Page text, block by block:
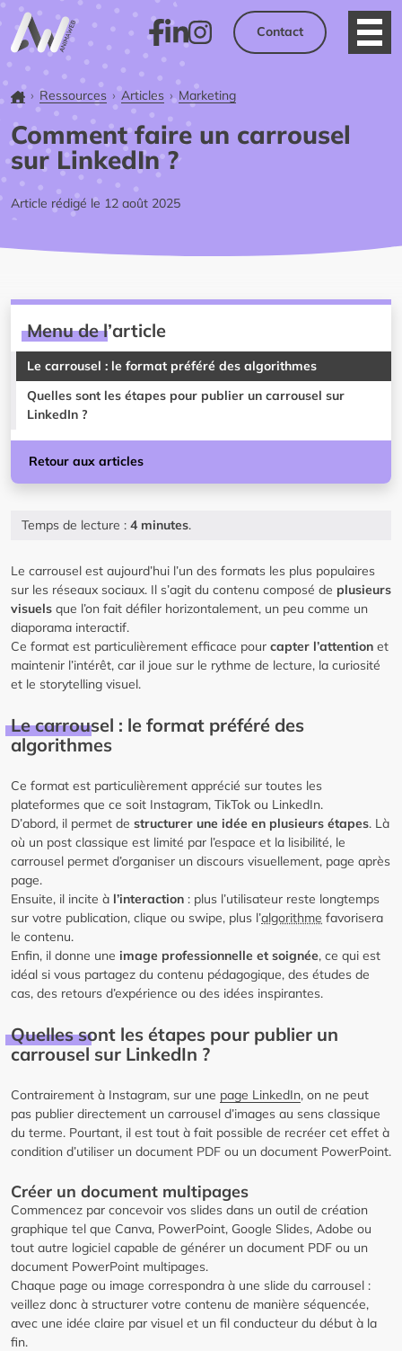
Facebook
LinkedInInstagram
Contact
Accueil
Ressources Articles Marketing
Comment faire un carrousel
sur LinkedIn ?
Article rédigé le 12 août 2025
Menu de l’article
Le carrousel : le format préféré des algorithmes
Quelles sont les étapes pour publier un carrousel sur
LinkedIn ?
Retour aux articles
Temps de lecture : 4 minutes.
Le carrousel est aujourd’hui l’un des formats les plus populaires
sur les réseaux sociaux. Il s’agit du contenu composé de plusieurs
visuels que l’on fait défiler horizontalement, un peu comme un
diaporama interactif.
Ce format est particulièrement efficace pour capter l’attention et
maintenir l’intérêt, car il joue sur le rythme de lecture, la curiosité
et le storytelling visuel.
Le carrousel : le format préféré des
algorithmes
Ce format est particulièrement apprécié sur toutes les
plateformes que ce soit Instagram, TikTok ou LinkedIn.
D’abord, il permet de structurer une idée en plusieurs étapes. Là
où un post classique est limité par l’espace et la lisibilité, le
carrousel permet d’organiser un discours visuellement, page après
page.
Ensuite, il incite à l’interaction : plus l’utilisateur reste longtemps
sur votre publication, clique ou swipe, plus l’algorithme favorisera
le contenu.
Enfin, il donne une image professionnelle et soignée, ce qui est
idéal si vous partagez du contenu pédagogique, des études de
cas, des retours d’expérience ou des idées inspirantes.
Quelles sont les étapes pour publier un
carrousel sur LinkedIn ?
Contrairement à Instagram, sur une page LinkedIn, on ne peut
pas publier directement un carrousel d’images au sens classique
du terme. Pourtant, il est tout à fait possible de recréer cet effet à
condition d’utiliser un document PDF ou un document PowerPoint.
Créer un document multipages
Commencez par concevoir vos slides dans un outil de création
graphique tel que Canva, PowerPoint, Google Slides, Adobe ou
tout autre logiciel capable de générer un document PDF ou un
document PowerPoint multipages.
Chaque page ou image correspondra à une slide du carrousel :
veillez donc à structurer votre contenu de manière séquencée,
avec une idée claire par visuel et un fil conducteur du début à la
fin.